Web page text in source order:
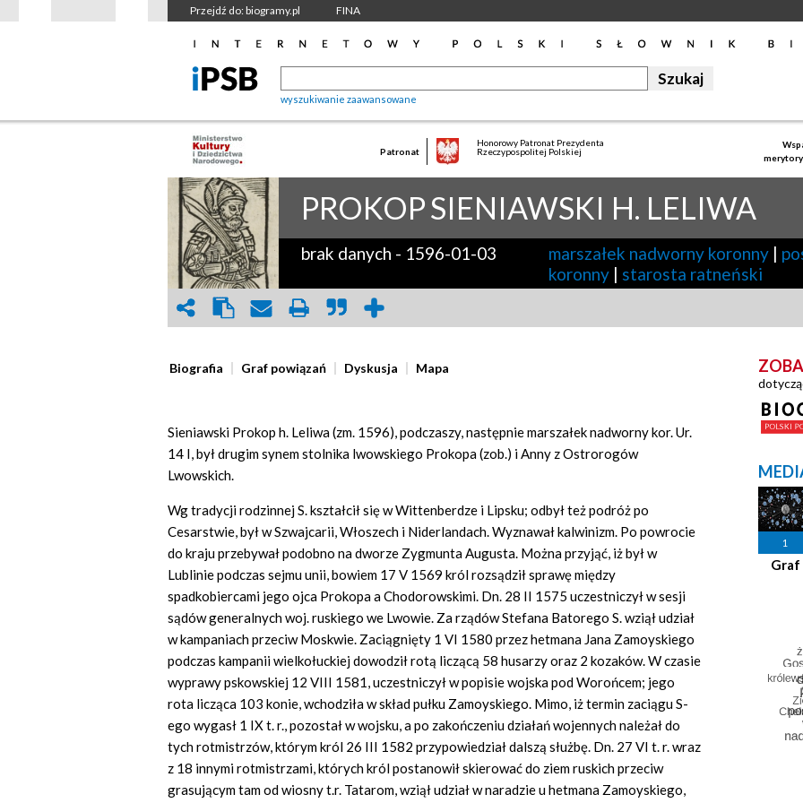
Przejdź do: biogramy.pl FINA
wyszukiwanie zaawansowane
Patronat
Honorowy Patronat Prezydenta
Rzeczypospolitej Polskiej
PROKOPSIENIAWSKI H. LELIWA
brak danych - 1596-01-03 marszałek nadworny koronny |
koronny | starosta ratneński
Biografia Graf powiązań Dyskusja Mapa
Sieniawski Prokop h. Leliwa (zm. 1596), podczaszy, następnie marszałek nadworny kor. Ur.
14 I, był drugim synem stolnika lwowskiego Prokopa (zob.) i Anny z Ostrorogów
Lwowskich.
Wg tradycji rodzinnej S. kształcił się w Wittenberdze i Lipsku; odbył też podróż po
Cesarstwie, był w Szwajcarii, Włoszech i Niderlandach. Wyznawał kalwinizm. Po powrocie
do kraju przebywał podobno na dworze Zygmunta Augusta. Można przyjąć, iż był w
Lublinie podczas sejmu unii, bowiem 17 V 1569 król rozsądził sprawę między
spadkobiercami jego ojca Prokopa a Chodorowskimi. Dn. 28 II 1575 uczestniczył w sesji
sądów generalnych woj. ruskiego we Lwowie. Za rządów Stefana Batorego S. wziął udział
w kampaniach przeciw Moskwie. Zaciągnięty 1 VI 1580 przez hetmana Jana Zamoyskiego
podczas kampanii wielkołuckiej dowodził rotą liczącą 58 husarzy oraz 2 kozaków. W czasie
wyprawy pskowskiej 12 VIII 1581, uczestniczył w popisie wojska pod Worońcem; jego
rota licząca 103 konie, wchodziła w skład pułku Zamoyskiego. Mimo, iż termin zaciągu S-
ego wygasł 1 IX t. r., pozostał w wojsku, a po zakończeniu działań wojennych należał do
tych rotmistrzów, którym król 26 III 1582 przypowiedział dalszą służbę. Dn. 27 VI t. r. wraz
z 18 innymi rotmistrzami, których król postanowił skierować do ziem ruskich przeciw
grasującym tam od wiosny t.r. Tatarom, wziął udział w naradzie u hetmana Zamoyskiego,
1
Graf